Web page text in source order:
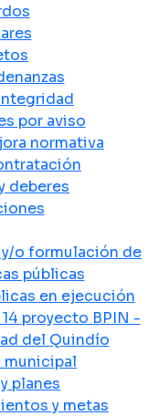
por aviso
normativa
deberes
o formulación de
públicas
en ejecución
proyecto BPIN -
del Quindío
municipal
planes
y metas